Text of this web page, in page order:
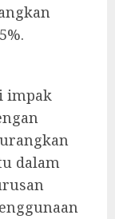
impak
dalam